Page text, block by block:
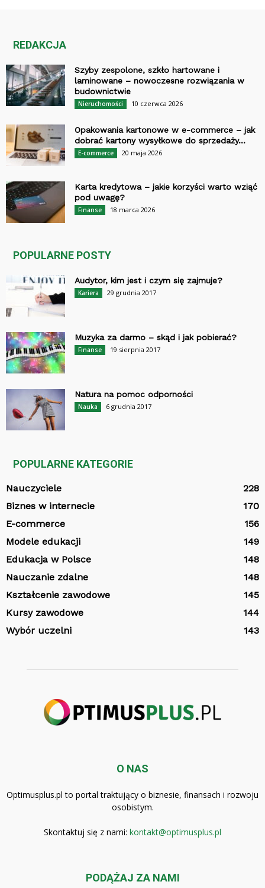
REDAKCJA
Szyby zespolone, szkło hartowane i
laminowane – nowoczesne rozwiązania w
budownictwie
Nieruchomości 10 czerwca 2026
Opakowania kartonowe w e-commerce – jak
dobrać kartony wysyłkowe do sprzedaży...
E-commerce 20 maja 2026
Karta kredytowa – jakie korzyści warto wziąć
pod uwagę?
Finanse 18 marca 2026
POPULARNE POSTY
Audytor, kim jest i czym się zajmuje?
Kariera 29 grudnia 2017
Muzyka za darmo – skąd i jak pobierać?
Finanse 19 sierpnia 2017
Natura na pomoc odporności
Nauka 6 grudnia 2017
POPULARNE KATEGORIE
Nauczyciele
228
Biznes w internecie
170
E-commerce
156
Modele edukacji
149
Edukacja w Polsce
148
Nauczanie zdalne
148
Kształcenie zawodowe
145
Kursy zawodowe
144
Wybór uczelni
143
O NAS
Optimusplus.pl to portal traktujący o biznesie, finansach i rozwoju
osobistym.
Skontaktuj się z nami: kontakt@optimusplus.pl
PODĄŻAJ ZA NAMI